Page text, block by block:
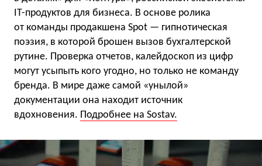
IT-продуктов для бизнеса. В основе ролика
от команды продакшена Spot — гипнотическая
поэзия, в которой брошен вызов бухгалтерской
рутине. Проверка отчетов, калейдоскоп из цифр
могут усыпыть кого угодно, но только не команду
бренда. В мире даже самой «унылой»
документации она находит источник
вдохновения. Подробнее на Sostav.